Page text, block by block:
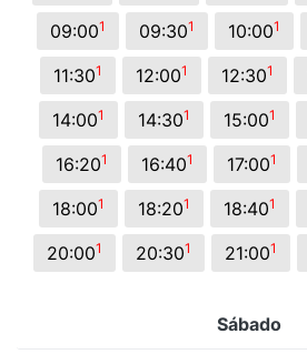
09:001 09:301 10:001
11:301 12:001 12:301
14:001 14:301 15:001
16:201 16:401 17:001
18:001 18:201 18:401
20:001 20:301 21:001
Sábado